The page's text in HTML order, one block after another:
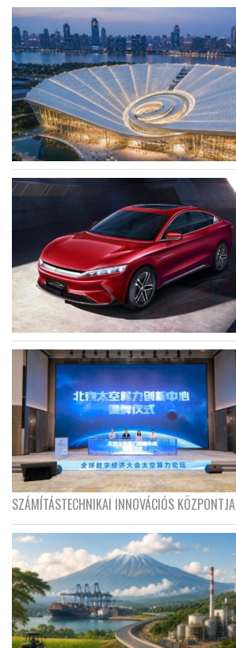
SZÁMÍTÁSTECHNIKAI INNOVÁCIÓS KÖZPONTJA